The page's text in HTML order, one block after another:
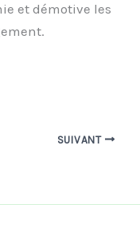
et démotive les
SUIVANT